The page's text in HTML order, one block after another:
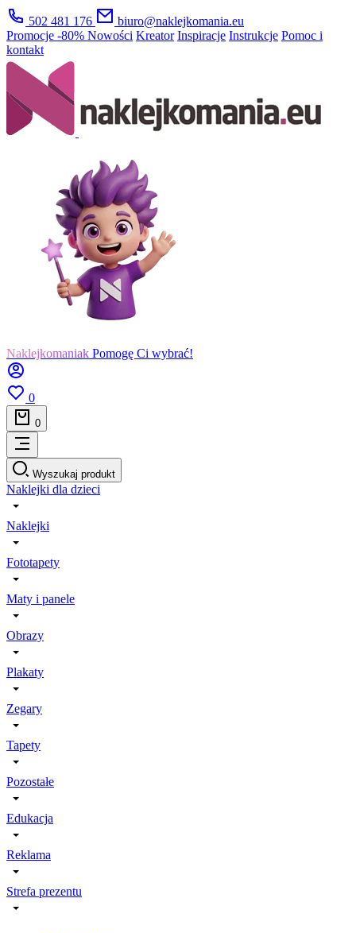
502 481 176
biuro@naklejkomania.eu
Promocje -80% Nowości Kreator Inspiracje Instrukcje Pomoc i
kontakt
Naklejkomaniak Pomogę Ci wybrać!
0
0
Wyszukaj produkt
Naklejki dla dzieci
Naklejki
Fototapety
Maty i panele
Obrazy
Plakaty
Zegary
Tapety
Pozostałe
Edukacja
Reklama
Strefa prezentu